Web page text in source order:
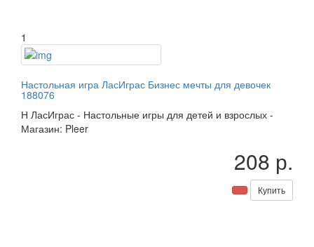
1
Настольная игра ЛасИграс Бизнес мечты для девочек
188076
Н ЛасИграс - Настольные игры для детей и взрослых -
Магазин: Pleer
208 р.
Купить